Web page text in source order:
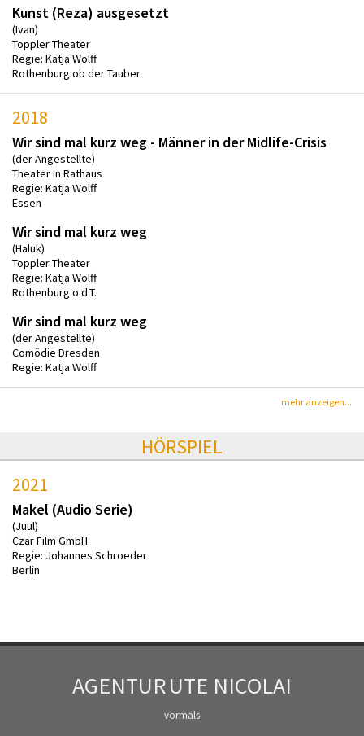
Kunst (Reza) ausgesetzt
(Ivan)
Toppler Theater
Regie: Katja Wolff
Rothenburg ob der Tauber
2018
Wir sind mal kurz weg - Männer in der Midlife-Crisis
(der Angestellte)
Theater in Rathaus
Regie: Katja Wolff
Essen
Wir sind mal kurz weg
(Haluk)
Toppler Theater
Regie: Katja Wolff
Rothenburg o.d.T.
Wir sind mal kurz weg
(der Angestellte)
Comödie Dresden
Regie: Katja Wolff
mehr anzeigen...
HÖRSPIEL
2021
Makel (Audio Serie)
(Juul)
Czar Film GmbH
Regie: Johannes Schroeder
Berlin
AGENTURUTE NICOLAI
vormals